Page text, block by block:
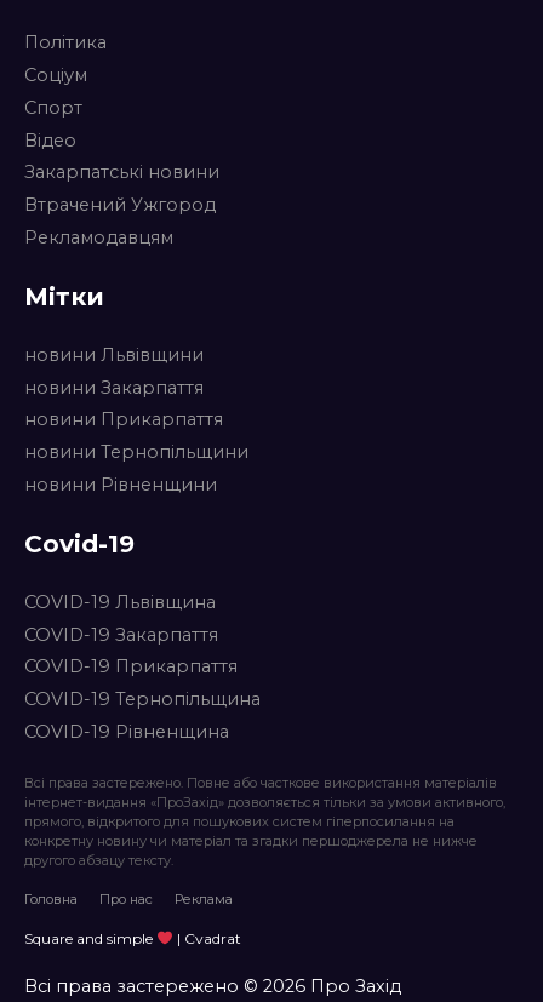
Політика
Соціум
Спорт
Відео
Закарпатські новини
Втрачений Ужгород
Рекламодавцям
Мітки
новини Львівщини
новини Закарпаття
новини Прикарпаття
новини Тернопільщини
новини Рівненщини
Covid-19
COVID-19 Львівщина
COVID-19 Закарпаття
COVID-19 Прикарпаття
COVID-19 Тернопільщина
COVID-19 Рівненщина
Всі права застережено. Повне або часткове використання матеріалів
інтернет-видання «ПроЗахід» дозволяється тільки за умови активного,
прямого, відкритого для пошукових систем гіперпосилання на
конкретну новину чи матеріал та згадки першоджерела не нижче
другого абзацу тексту.
Головна Про нас Реклама
Square and simple | Cvadrat
Всі права застережено © 2026 Про Захід